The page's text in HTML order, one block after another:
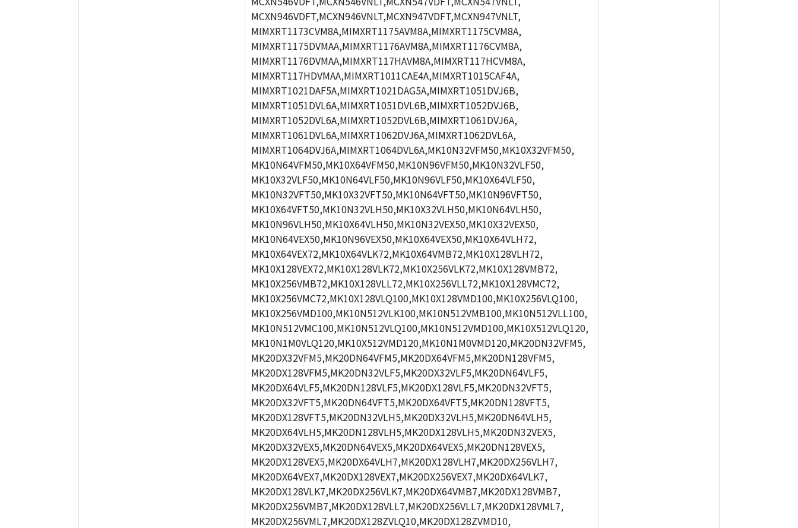
MCXN946VDFT,MCXN946VNLT,MCXN947VDFT,MCXN947VNLT,
MIMXRT1173CVM8A,MIMXRT1175AVM8A,MIMXRT1175CVM8A,
MIMXRT1175DVMAA,MIMXRT1176AVM8A,MIMXRT1176CVM8A,
MIMXRT1176DVMAA,MIMXRT117HAVM8A,MIMXRT117HCVM8A,
MIMXRT117HDVMAA,MIMXRT1011CAE4A,MIMXRT1015CAF4A,
MIMXRT1021DAF5A,MIMXRT1021DAG5A,MIMXRT1051DVJ6B,
MIMXRT1051DVL6A,MIMXRT1051DVL6B,MIMXRT1052DVJ6B,
MIMXRT1052DVL6A,MIMXRT1052DVL6B,MIMXRT1061DVJ6A,
MIMXRT1061DVL6A,MIMXRT1062DVJ6A,MIMXRT1062DVL6A,
MIMXRT1064DVJ6A,MIMXRT1064DVL6A,MK10N32VFM50,MK10X32VFM50,
MK10N64VFM50,MK10X64VFM50,MK10N96VFM50,MK10N32VLF50,
MK10X32VLF50,MK10N64VLF50,MK10N96VLF50,MK10X64VLF50,
MK10N32VFT50,MK10X32VFT50,MK10N64VFT50,MK10N96VFT50,
MK10X64VFT50,MK10N32VLH50,MK10X32VLH50,MK10N64VLH50,
MK10N96VLH50,MK10X64VLH50,MK10N32VEX50,MK10X32VEX50,
MK10N64VEX50,MK10N96VEX50,MK10X64VEX50,MK10X64VLH72,
MK10X64VEX72,MK10X64VLK72,MK10X64VMB72,MK10X128VLH72,
MK10X128VEX72,MK10X128VLK72,MK10X256VLK72,MK10X128VMB72,
MK10X256VMB72,MK10X128VLL72,MK10X256VLL72,MK10X128VMC72,
MK10X256VMC72,MK10X128VLQ100,MK10X128VMD100,MK10X256VLQ100,
MK10X256VMD100,MK10N512VLK100,MK10N512VMB100,MK10N512VLL100,
MK10N512VMC100,MK10N512VLQ100,MK10N512VMD100,MK10X512VLQ120,
MK10N1M0VLQ120,MK10X512VMD120,MK10N1M0VMD120,MK20DN32VFM5,
MK20DX32VFM5,MK20DN64VFM5,MK20DX64VFM5,MK20DN128VFM5,
MK20DX128VFM5,MK20DN32VLF5,MK20DX32VLF5,MK20DN64VLF5,
MK20DX64VLF5,MK20DN128VLF5,MK20DX128VLF5,MK20DN32VFT5,
MK20DX32VFT5,MK20DN64VFT5,MK20DX64VFT5,MK20DN128VFT5,
MK20DX128VFT5,MK20DN32VLH5,MK20DX32VLH5,MK20DN64VLH5,
MK20DX64VLH5,MK20DN128VLH5,MK20DX128VLH5,MK20DN32VEX5,
MK20DX32VEX5,MK20DN64VEX5,MK20DX64VEX5,MK20DN128VEX5,
MK20DX128VEX5,MK20DX64VLH7,MK20DX128VLH7,MK20DX256VLH7,
MK20DX64VEX7,MK20DX128VEX7,MK20DX256VEX7,MK20DX64VLK7,
MK20DX128VLK7,MK20DX256VLK7,MK20DX64VMB7,MK20DX128VMB7,
MK20DX256VMB7,MK20DX128VLL7,MK20DX256VLL7,MK20DX128VML7,
MK20DX256VML7,MK20DX128ZVLQ10,MK20DX128ZVMD10,